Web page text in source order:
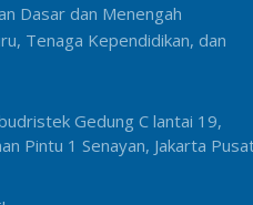
Dasar dan Menengah
Tenaga Kependidikan, dan
Gedung C lantai 19,
Pintu 1 Senayan, Jakarta